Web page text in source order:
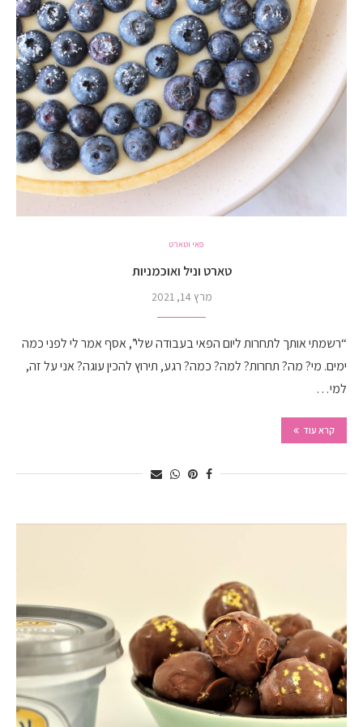
פאי וטארט
טארט וניל ואוכמניות
מרץ 14, 2021
“רשמתי אותך לתחרות ליום הפאי בעבודה שלי”, אסף אמר לי לפני כמה
ימים. מי? מה? תחרות? למה? כמה? רגע, תירוץ להכין עוגה? אני על זה,
למי…
קרא עוד